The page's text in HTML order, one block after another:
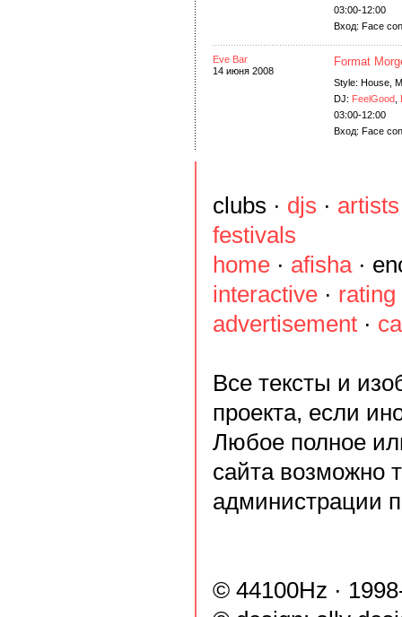
03:00-12:00
Вход: Face
Eve Bar
14 июня 2008
Format
Style: House,
DJ: FeelGood
03:00-12:00
Вход: Face
clubs · djs · artists
festivals
home · afisha·
interactive · rating
advertisement ·
Все тексты и
проекта, если
Любое полное
сайта возможно
администрации
© 44100Hz ·